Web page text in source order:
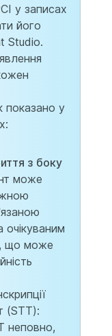
у записах
його
Studio.
показано у
з боку
може
очікуваним
що може
(STT):
неповно,